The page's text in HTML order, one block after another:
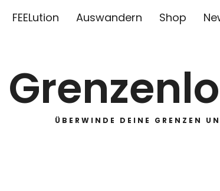
FEELution Auswandern Shop
ÜBERWINDE DEINE GRENZEN